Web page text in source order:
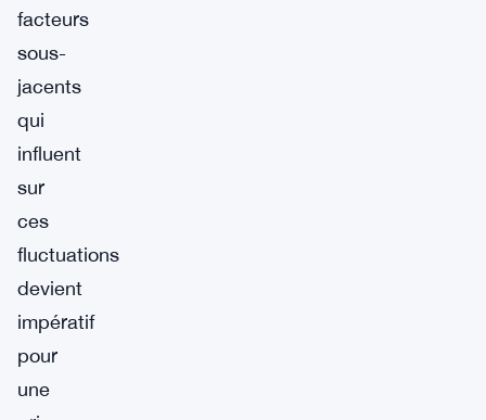
facteurs
sous-
jacents
qui
influent
sur
ces
fluctuations
devient
impératif
pour
une